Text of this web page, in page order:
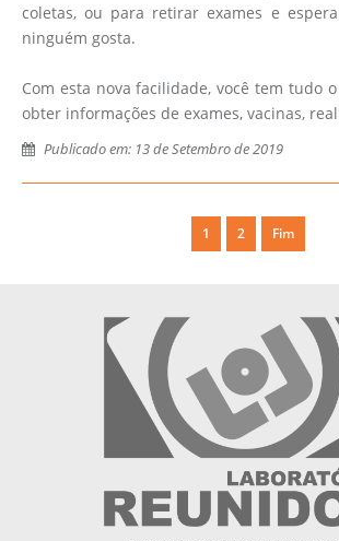
coletas, ou para retirar exames e
ninguém gosta.
Com esta nova facilidade, você tem tudo
obter informações de exames, vacinas,
Publicado em: 13 de Setembro de 2019
1 2 Fim